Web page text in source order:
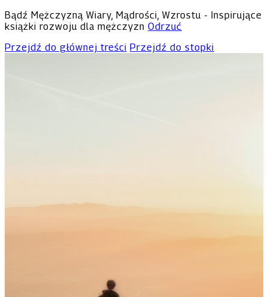
Bądź Mężczyzną Wiary, Mądrości, Wzrostu - Inspirujące
książki rozwoju dla mężczyzn Odrzuć
Przejdź do głównej treści Przejdź do stopki